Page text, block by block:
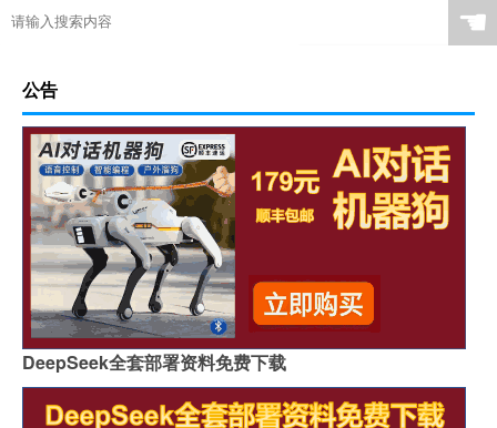
☚
公告
DeepSeek全套部署资料免费下载